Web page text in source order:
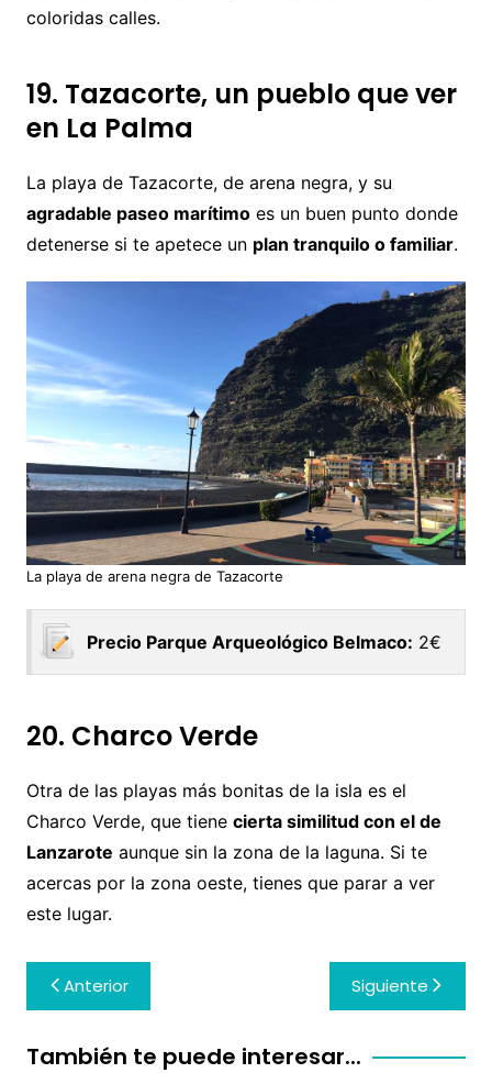
coloridas calles.
19. Tazacorte, un pueblo que ver
en La Palma
La playa de Tazacorte, de arena negra, y su
agradable paseo marítimoes un buen punto donde
detenerse si te apetece un plan tranquilo o familiar.
La playa de arena negra de Tazacorte
Precio Parque Arqueológico Belmaco: 2€
20. Charco Verde
Otra de las playas más bonitas de la isla es el
Charco Verde, que tiene cierta similitud con el de
Lanzarote aunque sin la zona de la laguna. Si te
acercas por la zona oeste, tienes que parar a ver
este lugar.
Navegación
de
entradas
Anterior Siguiente
También te puede interesar...